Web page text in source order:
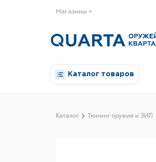
Магазины
Каталог товаров
Каталог Тюнинг оружия и ЗИП